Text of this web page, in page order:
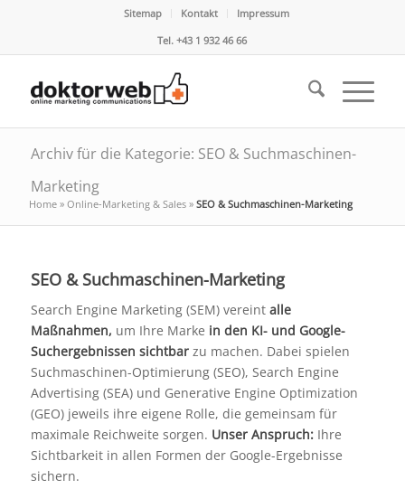
Sitemap Kontakt
Impressum
Tel. +43 1 932 46 66
Archiv für die Kategorie: SEO & Suchmaschinen-
Marketing
Home» Online-Marketing & Sales» SEO & Suchmaschinen-Marketing
SEO & Suchmaschinen-Marketing
Search Engine Marketing (SEM) vereint alle
Maßnahmen, um Ihre Marke in den KI- und Google-
Suchergebnissen sichtbarzu machen. Dabei spielen
Suchmaschinen-Optimierung (SEO), Search Engine
Advertising (SEA) und Generative Engine Optimization
(GEO) jeweils ihre eigene Rolle, die gemeinsam für
maximale Reichweite sorgen. Unser Anspruch:Ihre
Sichtbarkeit in allen Formen der Google-Ergebnisse
sichern.